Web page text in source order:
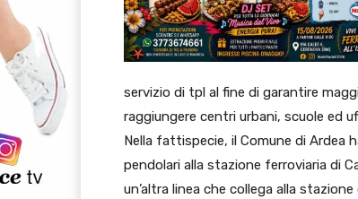
servizio di tpl al fine di garantire
raggiungere centri urbani, scuole ed
Nella fattispecie, il Comune di Ardea
pendolari alla stazione ferroviaria di
un’altra linea che collega alla